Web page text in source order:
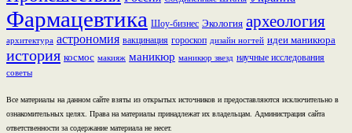
Фармацевтика Шоу-бизнес Экология археология
архитектура астрономия вакцинация гороскоп дизайн ногтей идеи маникюра
история космос макияж маникюр маникюр звезд научные исследования
советы
Все материалы на данном сайте взяты из открытых источников и предоставляются исключительно в
ознакомительных целях. Права на материалы принадлежат их владельцам. Администрация сайта
ответственности за содержание материала не несет.